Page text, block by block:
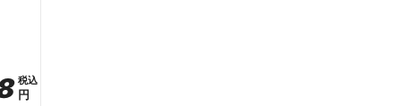
e
税込
税込
円
円